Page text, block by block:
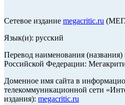
Сетевое издание megacritic.ru
Язык(и): русский
Перевод наименования (названия)
Российской Федерации:
Доменное имя сайта в
телекоммуникационной сети
издания): megacritic.ru